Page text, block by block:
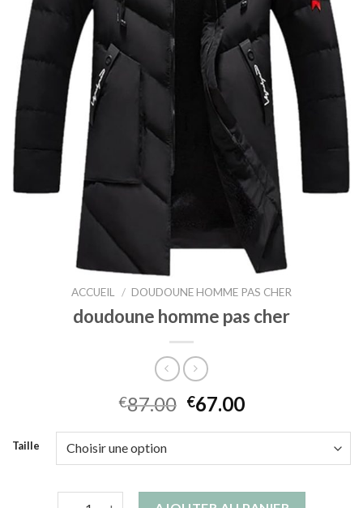
ACCUEIL / DOUDOUNE HOMME PAS CHER
doudoune homme pas cher
€87.00 €67.00
Taille
quantité de doudoune homme pas cher